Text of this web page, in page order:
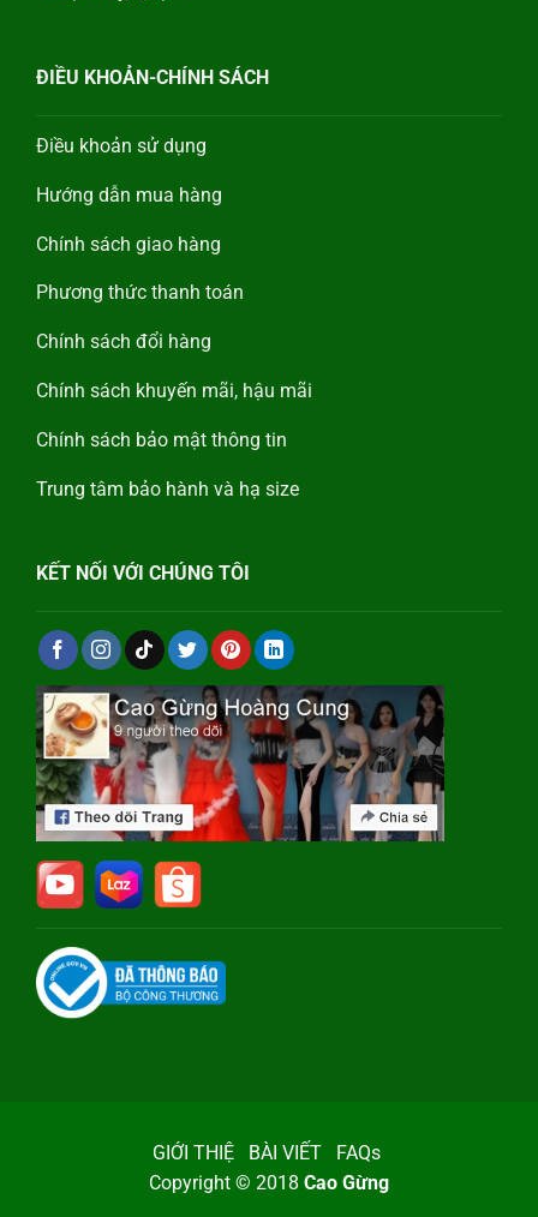
ĐIỀU KHOẢN-CHÍNH SÁCH
Điều khoản sử dụng
Hướng dẫn mua hàng
Chính sách giao hàng
Phương thức thanh toán
Chính sách đổi hàng
Chính sách khuyến mãi, hậu mãi
Chính sách bảo mật thông tin
Trung tâm bảo hành và hạ size
KẾT NỐI VỚI CHÚNG TÔI
GIỚI THIỆ BÀI VIẾT
FAQs
Copyright © 2018 Cao Gừng